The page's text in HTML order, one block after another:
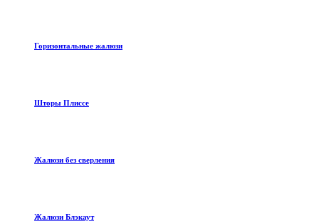
Горизонтальные жалюзи
Шторы Плиссе
Жалюзи без сверления
Жалюзи Блэкаут